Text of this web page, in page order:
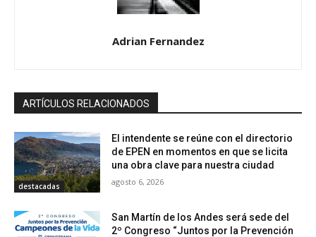
Adrian Fernandez
ARTÍCULOS RELACIONADOS
destacadas
El intendente se reúne con el directorio
de EPEN en momentos en que se licita
una obra clave para nuestra ciudad
agosto 6, 2026
San Martín de los Andes será sede del
2º Congreso “Juntos por la Prevención